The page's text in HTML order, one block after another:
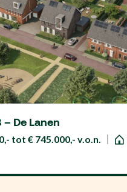
De Lanen
tot € 745.000,- v.o.n.